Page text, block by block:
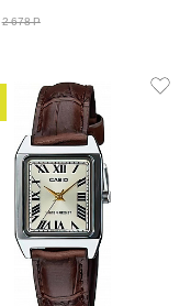
2 678 Р